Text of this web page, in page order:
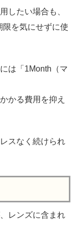
したい場合も、
を気にせずに使
は「1Month（マ
かる費用を抑え
スなく続けられ
レンズに含まれ